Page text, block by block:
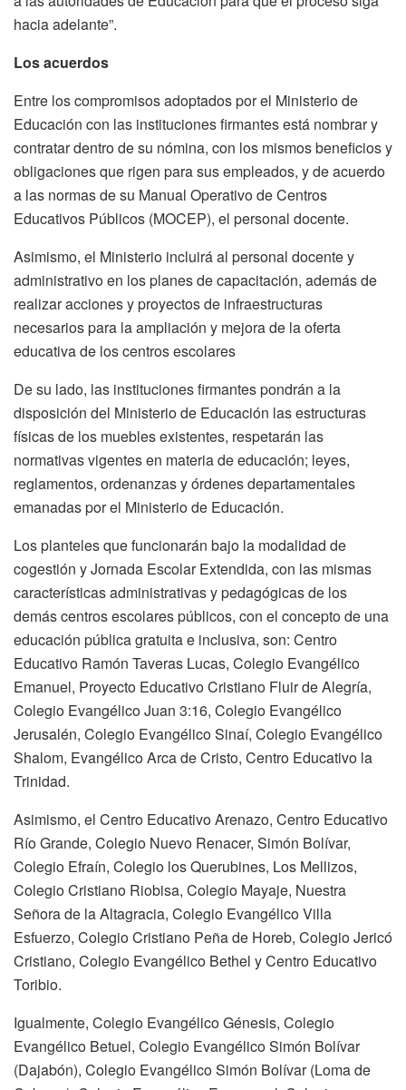
hacia adelante”.
Los acuerdos
Entre los compromisos adoptados por el Ministerio de
Educación con las instituciones firmantes está nombrar y
contratar dentro de su nómina, con los mismos beneficios y
obligaciones que rigen para sus empleados, y de acuerdo
a las normas de su Manual Operativo de Centros
Educativos Públicos (MOCEP), el personal docente.
Asimismo, el Ministerio incluirá al personal docente y
administrativo en los planes de capacitación, además de
realizar acciones y proyectos de infraestructuras
necesarios para la ampliación y mejora de la oferta
educativa de los centros escolares
De su lado, las instituciones firmantes pondrán a la
disposición del Ministerio de Educación las estructuras
físicas de los muebles existentes, respetarán las
normativas vigentes en materia de educación; leyes,
reglamentos, ordenanzas y órdenes departamentales
emanadas por el Ministerio de Educación.
Los planteles que funcionarán bajo la modalidad de
cogestión y Jornada Escolar Extendida, con las mismas
características administrativas y pedagógicas de los
demás centros escolares públicos, con el concepto de una
educación pública gratuita e inclusiva, son: Centro
Educativo Ramón Taveras Lucas, Colegio Evangélico
Emanuel, Proyecto Educativo Cristiano Fluir de Alegría,
Colegio Evangélico Juan 3:16, Colegio Evangélico
Jerusalén, Colegio Evangélico Sinaí, Colegio Evangélico
Shalom, Evangélico Arca de Cristo, Centro Educativo la
Trinidad.
Asimismo, el Centro Educativo Arenazo, Centro Educativo
Río Grande, Colegio Nuevo Renacer, Simón Bolívar,
Colegio Efraín, Colegio los Querubines, Los Mellizos,
Colegio Cristiano Riobisa, Colegio Mayaje, Nuestra
Señora de la Altagracia, Colegio Evangélico Villa
Esfuerzo, Colegio Cristiano Peña de Horeb, Colegio Jericó
Cristiano, Colegio Evangélico Bethel y Centro Educativo
Toribio.
Igualmente, Colegio Evangélico Génesis, Colegio
Evangélico Betuel, Colegio Evangélico Simón Bolívar
(Dajabón), Colegio Evangélico Simón Bolívar (Loma de